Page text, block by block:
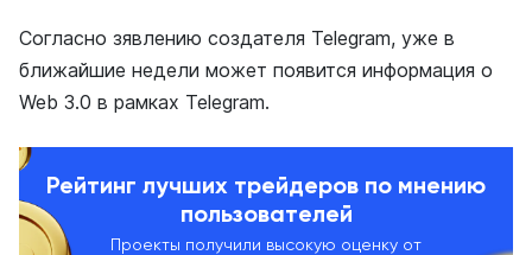
Cогласно зявлению создателя Telegram, уже в
ближайшие недели может появится информация о
Web 3.0 в рамках Telegram.
Рейтинг лучших трейдеров по мнению
пользователей
Проекты получили высокую оценку от